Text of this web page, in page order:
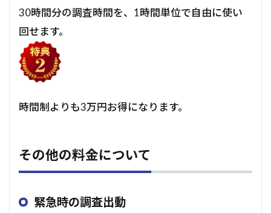
30時間分の調査時間を、1時間単位で自由に使い
回せます。
時間制よりも3万円お得になります。
その他の料金について
緊急時の調査出動